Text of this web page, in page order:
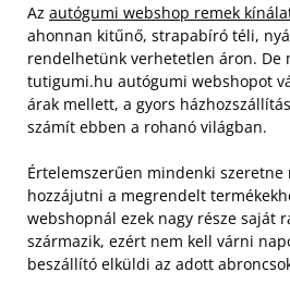
Az autógumi webshop remek
ahonnan kitűnő, strapabíró téli,
rendelhetünk verhetetlen áron. De
tutigumi.hu autógumi webshopot
árak mellett, a gyors
számít ebben a rohanó világban.
Értelemszerűen mindenki
hozzájutni a megrendelt
webshopnál ezek nagy része saját
származik, ezért nem kell várni
beszállító elküldi az adott